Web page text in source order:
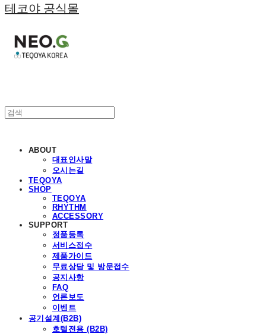
테코야 공식몰
ABOUT
대표인사말
오시는길
TEQOYA
SHOP
TEQOYA
RHYTHM
ACCESSORY
SUPPORT
정품등록
서비스접수
제품가이드
무료상담 및 방문접수
공지사항
FAQ
언론보도
이벤트
공기설계(B2B)
호텔전용 (B2B)